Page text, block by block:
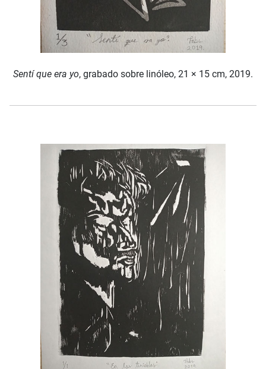
Sentí que era yo, grabado sobre linóleo, 21 × 15 cm, 2019.